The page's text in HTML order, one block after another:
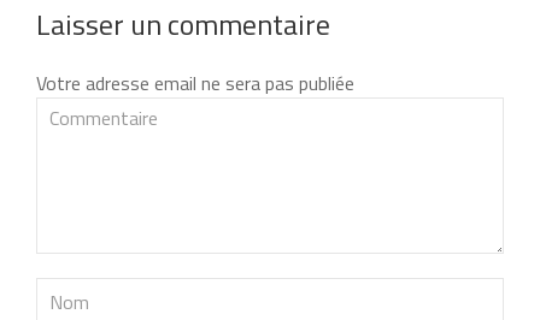
Laisser un commentaire
Votre adresse email ne sera pas publiée